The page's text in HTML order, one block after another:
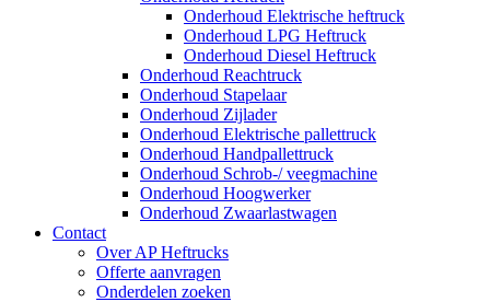
Onderhoud Elektrische heftruck
Onderhoud LPG Heftruck
Onderhoud Diesel Heftruck
Onderhoud Reachtruck
Onderhoud Stapelaar
Onderhoud Zijlader
Onderhoud Elektrische pallettruck
Onderhoud Handpallettruck
Onderhoud Schrob-/ veegmachine
Onderhoud Hoogwerker
Onderhoud Zwaarlastwagen
Contact
Over AP Heftrucks
Offerte aanvragen
Onderdelen zoeken